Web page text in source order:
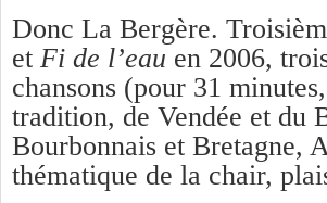
Donc La Bergère.
et Fi de l’eau en 2006,
chansons (pour 31
tradition, de Vendée et du
Bourbonnais et Bretagne,
thématique de la chair,